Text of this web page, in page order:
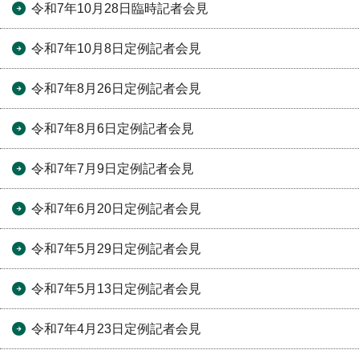
令和7年10月28日臨時記者会見
令和7年10月8日定例記者会見
令和7年8月26日定例記者会見
令和7年8月6日定例記者会見
令和7年7月9日定例記者会見
令和7年6月20日定例記者会見
令和7年5月29日定例記者会見
令和7年5月13日定例記者会見
令和7年4月23日定例記者会見